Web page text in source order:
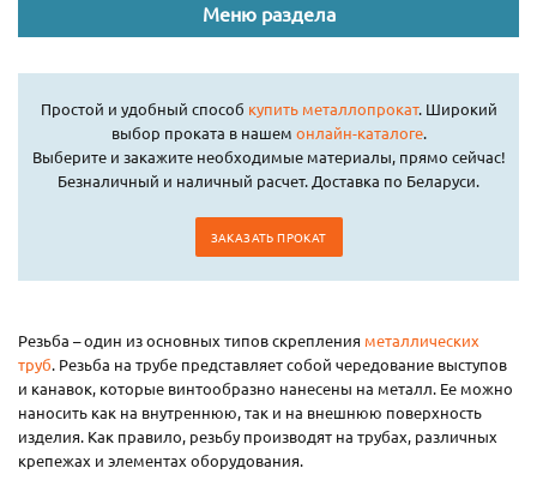
Меню раздела
Простой и удобный способ купить металлопрокат. Широкий
выбор проката в нашем онлайн-каталоге.
Выберите и закажите необходимые материалы, прямо сейчас!
Безналичный и наличный расчет. Доставка по Беларуси.
ЗАКАЗАТЬ ПРОКАТ
Резьба – один из основных типов скрепления металлических
труб. Резьба на трубе представляет собой чередование выступов
и канавок, которые винтообразно нанесены на металл. Ее можно
наносить как на внутреннюю, так и на внешнюю поверхность
изделия. Как правило, резьбу производят на трубах, различных
крепежах и элементах оборудования.